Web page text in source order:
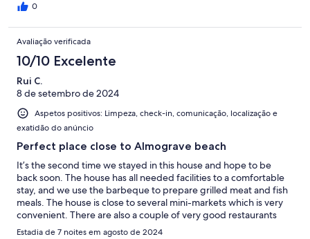
0
Avaliação verificada
10/10 Excelente
Rui C.
8 de setembro de 2024
Aspetos positivos: Limpeza, check-in, comunicação, localização e
exatidão do anúncio
Perfect place close to Almograve beach
It’s the second time we stayed in this house and hope to be
back soon. The house has all needed facilities to a comfortable
stay, and we use the barbeque to prepare grilled meat and fish
meals. The house is close to several mini-markets which is very
convenient. There are also a couple of very good restaurants
within walking distance. We hope to come back soon.
Estadia de 7 noites em agosto de 2024